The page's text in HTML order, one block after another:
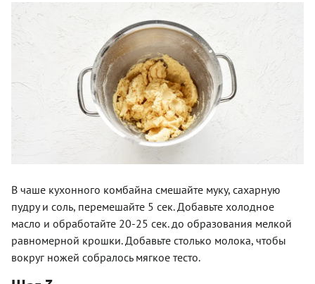
В чаше кухонного комбайна смешайте муку, сахарную
пудру и соль, перемешайте 5 сек. Добавьте холодное
масло и обработайте 20-25 сек. до образования мелкой
равномерной крошки. Добавьте столько молока, чтобы
вокруг ножей собралось мягкое тесто.